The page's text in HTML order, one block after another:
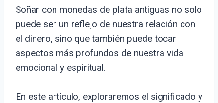
Soñar con monedas de plata antiguas no solo
puede ser un reflejo de nuestra relación con
el dinero, sino que también puede tocar
aspectos más profundos de nuestra vida
emocional y espiritual.
En este artículo, exploraremos el significado y